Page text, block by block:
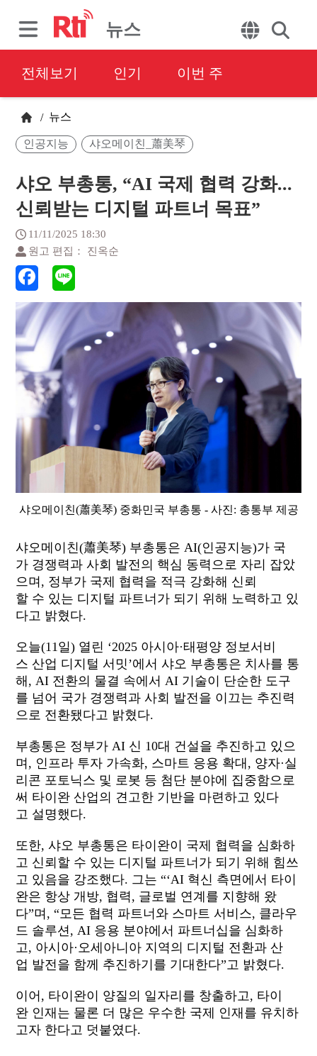
뉴스
전체보기 인기 이번 주
/ 뉴스
인공지능 샤오메이친_蕭美琴
샤오 부총통, “AI 국제 협력 강화...
신뢰받는 디지털 파트너 목표”
11/11/2025 18:30
원고 편집： 진옥순
샤오메이친(蕭美琴) 중화민국 부총통 - 사진: 총통부 제공
샤오메이친(蕭美琴) 부총통은 AI(인공지능)가 국
가 경쟁력과 사회 발전의 핵심 동력으로 자리 잡았
으며, 정부가 국제 협력을 적극 강화해 신뢰
할 수 있는 디지털 파트너가 되기 위해 노력하고 있
다고 밝혔다.
오늘(11일) 열린 ‘2025 아시아·태평양 정보서비
스 산업 디지털 서밋’에서 샤오 부총통은 치사를 통
해, AI 전환의 물결 속에서 AI 기술이 단순한 도구
를 넘어 국가 경쟁력과 사회 발전을 이끄는 추진력
으로 전환됐다고 밝혔다.
부총통은 정부가 AI 신 10대 건설을 추진하고 있으
며, 인프라 투자 가속화, 스마트 응용 확대, 양자·실
리콘 포토닉스 및 로봇 등 첨단 분야에 집중함으로
써 타이완 산업의 견고한 기반을 마련하고 있다
고 설명했다.
또한, 샤오 부총통은 타이완이 국제 협력을 심화하
고 신뢰할 수 있는 디지털 파트너가 되기 위해 힘쓰
고 있음을 강조했다. 그는 “‘AI 혁신 측면에서 타이
완은 항상 개방, 협력, 글로벌 연계를 지향해 왔
다”며, “모든 협력 파트너와 스마트 서비스, 클라우
드 솔루션, AI 응용 분야에서 파트너십을 심화하
고, 아시아·오세아니아 지역의 디지털 전환과 산
업 발전을 함께 추진하기를 기대한다”고 밝혔다.
이어, 타이완이 양질의 일자리를 창출하고, 타이
완 인재는 물론 더 많은 우수한 국제 인재를 유치하
고자 한다고 덧붙였다.